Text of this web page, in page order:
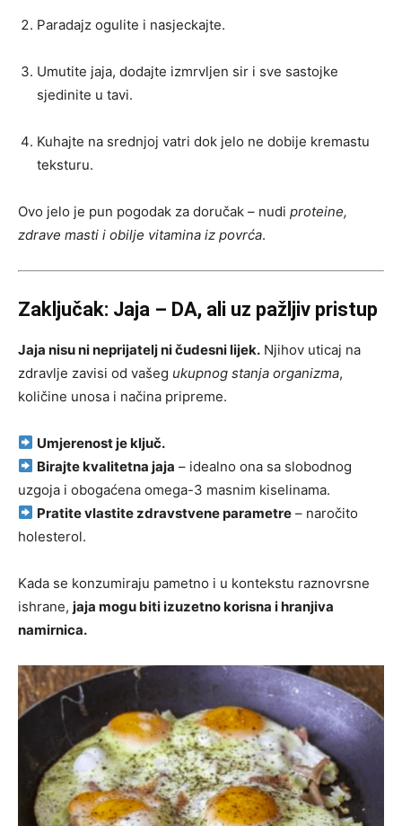
Paradajz ogulite i nasjeckajte.
Umutite jaja, dodajte izmrvljen sir i sve sastojke
sjedinite u tavi.
Kuhajte na srednjoj vatri dok jelo ne dobije kremastu
teksturu.
Ovo jelo je pun pogodak za doručak – nudi proteine,
zdrave masti i obilje vitamina iz povrća.
Zaključak: Jaja – DA, ali uz pažljiv pristup
Jaja nisu ni neprijatelj ni čudesni lijek. Njihov uticaj na
zdravlje zavisi od vašeg ukupnog stanja organizma,
količine unosa i načina pripreme.
Umjerenost je ključ.
Birajte kvalitetna jaja – idealno ona sa slobodnog
uzgoja i obogaćena omega-3 masnim kiselinama.
Pratite vlastite zdravstvene parametre – naročito
holesterol.
Kada se konzumiraju pametno i u kontekstu raznovrsne
ishrane, jaja mogu biti izuzetno korisna i hranjiva
namirnica.